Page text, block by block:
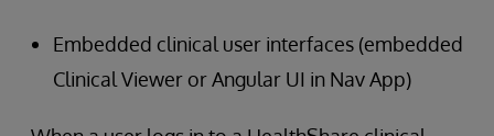
Embedded clinical user interfaces (embedded
Clinical Viewer or Angular UI in Nav App)